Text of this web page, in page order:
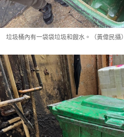
垃圾桶內有一袋袋垃圾和餿水。（黃偉民攝）